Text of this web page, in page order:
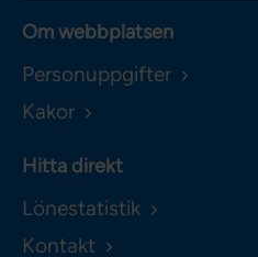
Om webbplatsen
Personuppgifter
Kakor
Hitta direkt
Lönestatistik
Kontakt